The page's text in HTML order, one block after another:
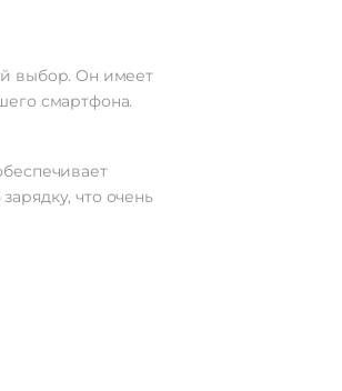
выбор. Он имеет
смартфона.
что очень